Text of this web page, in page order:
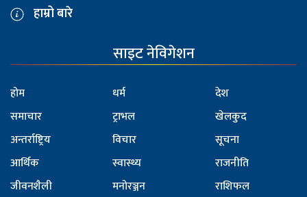
हाम्रो बारे
साइट नेविगेशन
होम
समाचार
अन्तर्राष्ट्रिय
आर्थिक
जीवनशैली
धर्म
ट्राभल
विचार
स्वास्थ्य
मनोरञ्जन
देश
खेलकुद
सूचना
राजनीति
राशिफल